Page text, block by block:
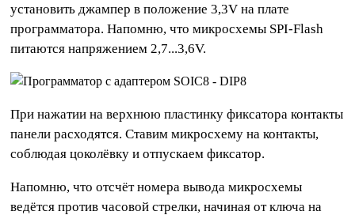
установить джампер в положение 3,3V на плате
программатора. Напомню, что микросхемы SPI-Flash
питаются напряжением 2,7...3,6V.
При нажатии на верхнюю пластинку фиксатора контакты
панели расходятся. Ставим микросхему на контакты,
соблюдая цоколёвку и отпускаем фиксатор.
Напомню, что отсчёт номера вывода микросхемы
ведётся против часовой стрелки, начиная от ключа на